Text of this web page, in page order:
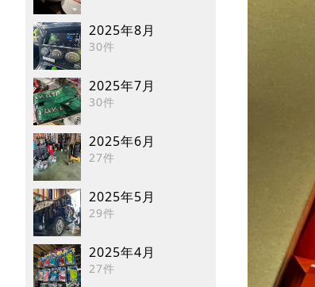
2025年8月
30件
2025年7月
30件
2025年6月
27件
2025年5月
29件
2025年4月
27件